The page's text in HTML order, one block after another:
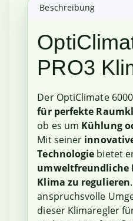
Beschreibung
PRO3
Der OptiClimate
für perfekte
ob es um Kühlung
Mit seiner
Technologie bietet
umweltfreundliche
Klima zu regulieren
anspruchsvolle
dieser Klimaregler